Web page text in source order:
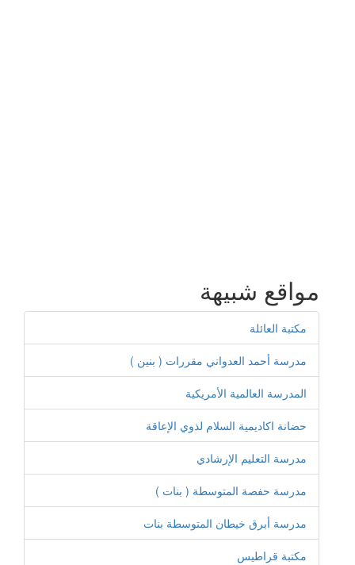
مواقع شبيهة
مكتبة العائلة
مدرسة أحمد العدواني مقررات ( بنين )
المدرسة العالمية الأمريكية
حضانة اكاديمية السلام لذوي الإعاقة
مدرسة التعليم الإرشادي
مدرسة حفصة المتوسطة ( بنات )
مدرسة أبرق خيطان المتوسطة بنات
مكتبة قراطيس